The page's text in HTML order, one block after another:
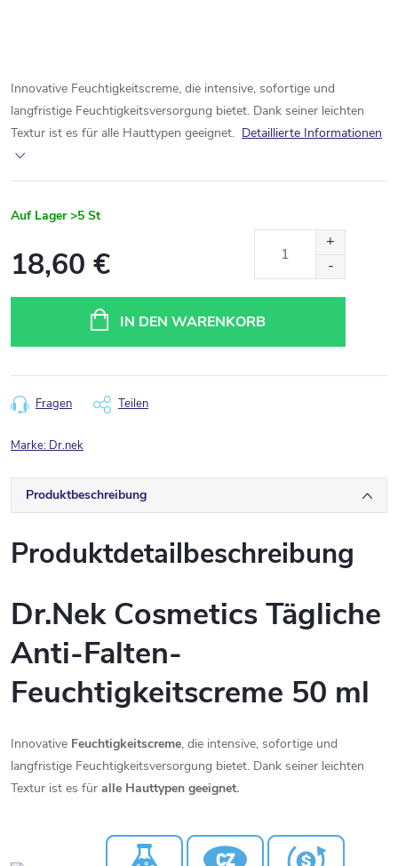
Innovative Feuchtigkeitscreme, die intensive, sofortige und
langfristige Feuchtigkeitsversorgung bietet. Dank seiner leichten
Textur ist es für alle Hauttypen geeignet. Detaillierte Informationen
Auf Lager >5 St
18,60 €
IN DEN WARENKORB
Fragen Teilen
Marke: Dr.nek
Produktbeschreibung
Produktdetailbeschreibung
Dr.Nek Cosmetics Tägliche
Anti-Falten-
Feuchtigkeitscreme 50 ml
Innovative Feuchtigkeitscreme, die intensive, sofortige und
langfristige Feuchtigkeitsversorgung bietet. Dank seiner leichten
Textur ist es für alle Hauttypen geeignet.